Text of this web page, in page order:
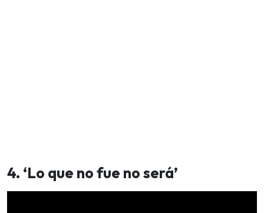
4. ‘Lo que no fue no será’